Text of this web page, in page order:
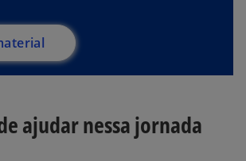
o
g
u
ajudar nessa jornada